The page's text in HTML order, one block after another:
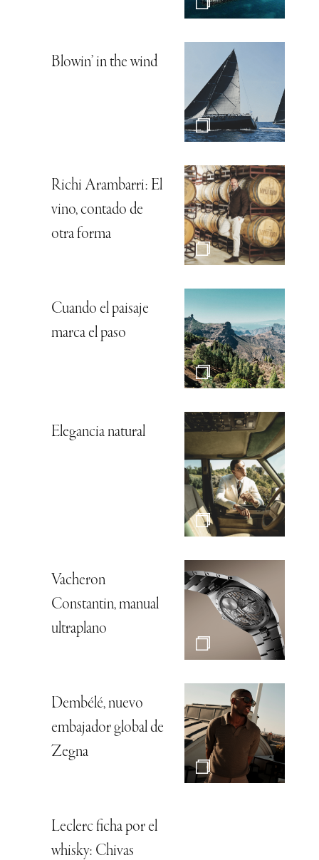
Blowin’ in the wind
Richi Arambarri: El
vino, contado de
otra forma
Cuando el paisaje
marca el paso
Elegancia natural
Vacheron
Constantin, manual
ultraplano
Dembélé, nuevo
embajador global de
Zegna
Leclerc ficha por el
whisky: Chivas